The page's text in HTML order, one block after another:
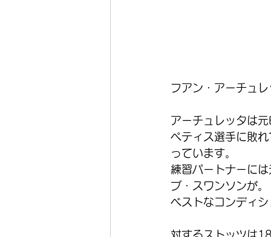
フアン・アーチュ
アーチュレッタは
ペティス選手に敗
っています。
練習パートナーに
ブ・スワンソンが。
ベストなコンディ
対するストッツは